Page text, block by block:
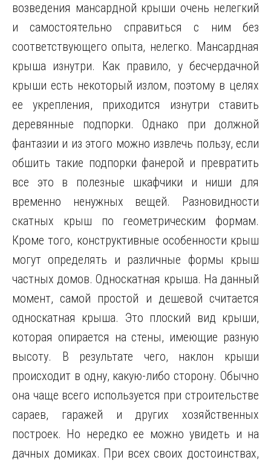
возведения мансардной крыши очень нелегкий
и самостоятельно справиться с ним без
соответствующего опыта, нелегко. Мансардная
крыша изнутри. Как правило, у бесчердачной
крыши есть некоторый излом, поэтому в целях
ее укрепления, приходится изнутри ставить
деревянные подпорки. Однако при должной
фантазии и из этого можно извлечь пользу, если
обшить такие подпорки фанерой и превратить
все это в полезные шкафчики и ниши для
временно ненужных вещей. Разновидности
скатных крыш по геометрическим формам.
Кроме того, конструктивные особенности крыш
могут определять и различные формы крыш
частных домов. Односкатная крыша. На данный
момент, самой простой и дешевой считается
односкатная крыша. Это плоский вид крыши,
которая опирается на стены, имеющие разную
высоту. В результате чего, наклон крыши
происходит в одну, какую-либо сторону. Обычно
она чаще всего используется при строительстве
сараев, гаражей и других хозяйственных
построек. Но нередко ее можно увидеть и на
дачных домиках. При всех своих достоинствах,